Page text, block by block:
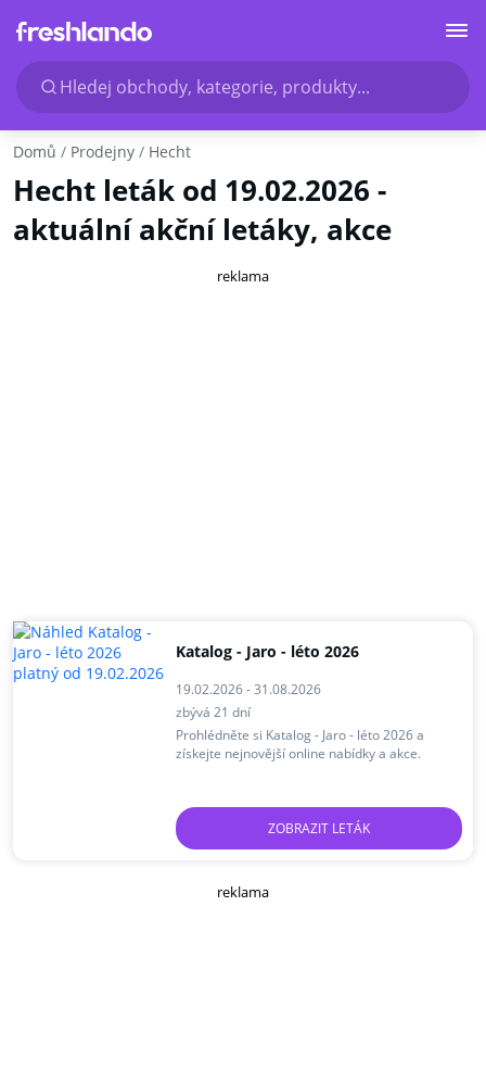
Hledej obchody, kategorie, produkty...
Domů Prodejny Hecht
Hecht leták od 19.02.2026 -
aktuální akční letáky, akce
reklama
Katalog - Jaro - léto 2026
19.02.2026 - 31.08.2026
zbývá 21 dní
Prohlédněte si Katalog - Jaro - léto 2026 a
získejte nejnovější online nabídky a akce.
ZOBRAZIT LETÁK
reklama